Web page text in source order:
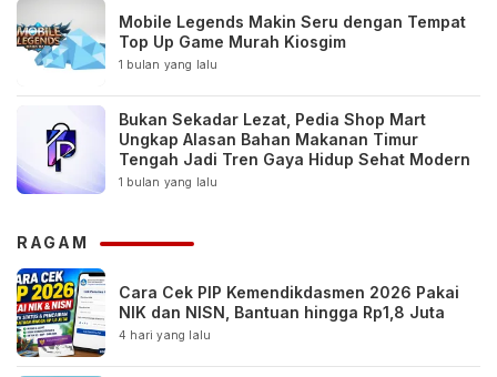
Mobile Legends Makin Seru dengan Tempat
Top Up Game Murah Kiosgim
1 bulan yang lalu
Bukan Sekadar Lezat, Pedia Shop Mart
Ungkap Alasan Bahan Makanan Timur
Tengah Jadi Tren Gaya Hidup Sehat Modern
1 bulan yang lalu
RAGAM
Cara Cek PIP Kemendikdasmen 2026 Pakai
NIK dan NISN, Bantuan hingga Rp1,8 Juta
4 hari yang lalu